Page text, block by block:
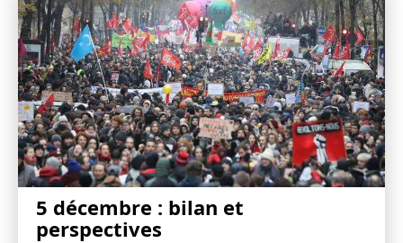
5 décembre : bilan et
perspectives